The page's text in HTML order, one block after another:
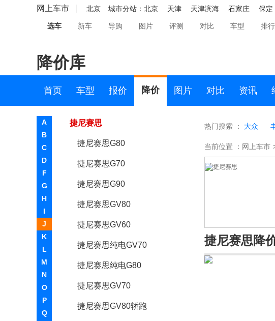
网上车市 北京 城市分站： 北京 天津 天津滨海 石家庄 保定
选车 新车 导购 图片 评测 对比 车型 排行
降价库
首页 车型 报价 降价 图片 对比 资讯
A
B
C
D
F
G
H
I
J
K
L
M
N
O
P
Q
江铃集团新能源
捷豹
捷尼赛思
捷尼赛思G80
捷尼赛思G70
捷尼赛思G90
捷尼赛思GV80
捷尼赛思GV60
捷尼赛思纯电GV70
捷尼赛思纯电G80
捷尼赛思GV70
捷尼赛思GV80轿跑
热门搜索 ： 大众
当前位置 ： 网上车市
捷尼赛思降